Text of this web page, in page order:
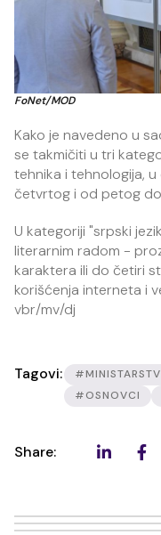
FoNet/MOD
Kako je navedeno u
se takmičiti u tri
tehnika i tehnologija,
četvrtog i od petog
U kategoriji "srpski
literarnim radom -
karaktera ili do četiri
korišćenja interneta i
vbr/mv/dj
Tagovi:
#OSNOVCI
Share: